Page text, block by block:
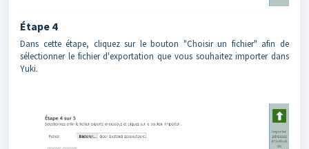
Étape 4
Dans cette étape, cliquez sur le bouton "Choisir un fichier" afin de
sélectionner le fichier d'exportation que vous souhaitez importer dans
Yuki.